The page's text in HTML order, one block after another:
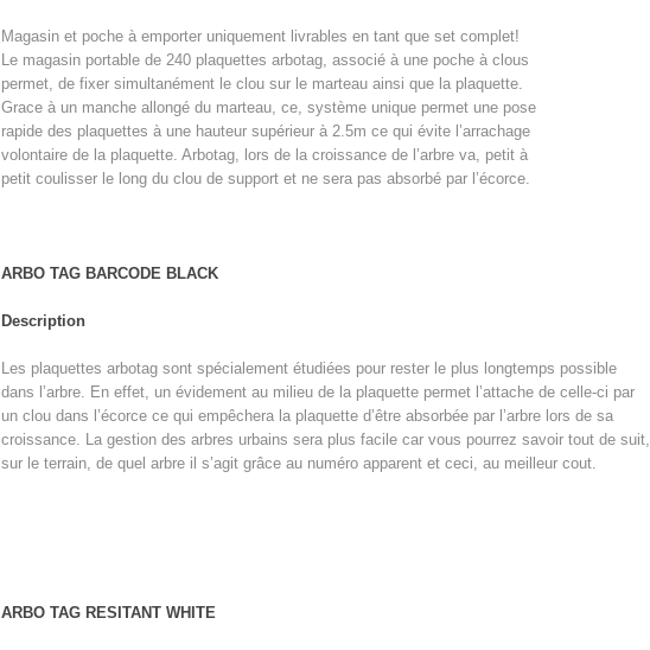
Magasin et poche à emporter uniquement livrables en tant que set complet!
Le magasin portable de 240 plaquettes arbotag, associé à une poche à clous
permet, de fixer simultanément le clou sur le marteau ainsi que la plaquette.
Grace à un manche allongé du marteau, ce, système unique permet une pose
rapide des plaquettes à une hauteur supérieur à 2.5m ce qui évite l’arrachage
volontaire de la plaquette. Arbotag, lors de la croissance de l’arbre va, petit à
petit coulisser le long du clou de support et ne sera pas absorbé par l’écorce.
ARBO TAG BARCODE BLACK
Description
Les plaquettes arbotag sont spécialement étudiées pour rester le plus longtemps possible
dans l’arbre. En effet, un évidement au milieu de la plaquette permet l’attache de celle-ci par
un clou dans l’écorce ce qui empêchera la plaquette d’être absorbée par l’arbre lors de sa
croissance. La gestion des arbres urbains sera plus facile car vous pourrez savoir tout de suit,
sur le terrain, de quel arbre il s’agit grâce au numéro apparent et ceci, au meilleur cout.
ARBO TAG RESITANT WHITE